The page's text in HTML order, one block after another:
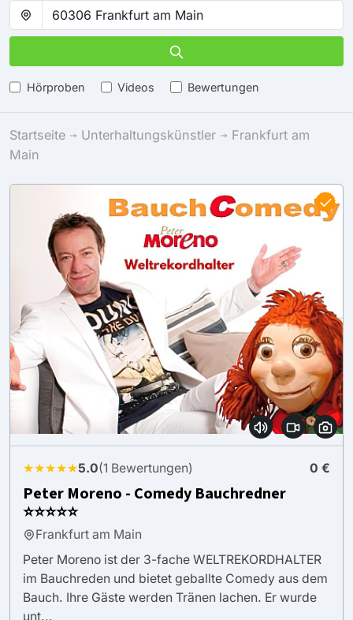
Hörproben Videos Bewertungen
Startseite Unterhaltungskünstler
Frankfurt am
Main
★★★★★5.0(1 Bewertungen) 0 €
Peter Moreno - Comedy Bauchredner
⭐⭐⭐⭐⭐
Frankfurt am Main
Peter Moreno ist der 3-fache WELTREKORDHALTER
im Bauchreden und bietet geballte Comedy aus dem
Bauch. Ihre Gäste werden Tränen lachen. Er wurde
unt...